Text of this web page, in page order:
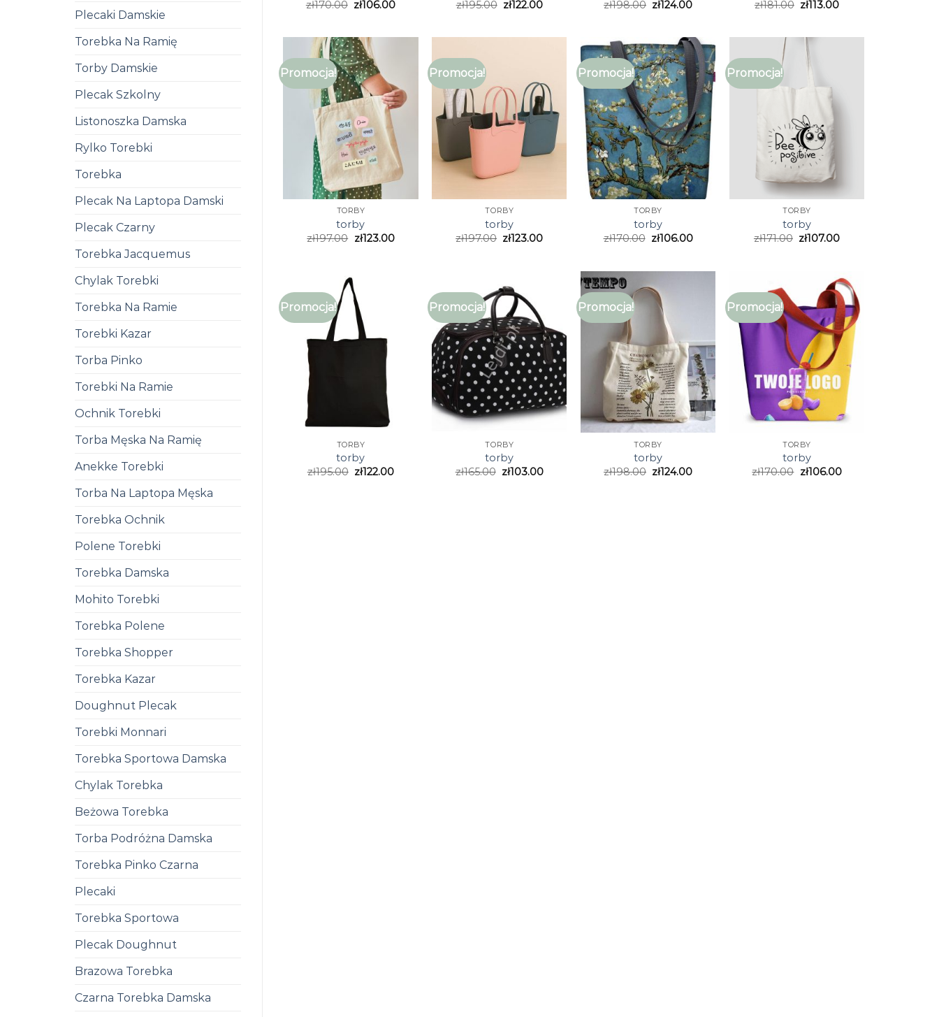
Plecaki Damskie
Torebka Na Ramię
Torby Damskie
Plecak Szkolny
Listonoszka Damska
Rylko Torebki
Torebka
Plecak Na Laptopa Damski
Plecak Czarny
Torebka Jacquemus
Chylak Torebki
Torebka Na Ramie
Torebki Kazar
Torba Pinko
Torebki Na Ramie
Ochnik Torebki
Torba Męska Na Ramię
Anekke Torebki
Torba Na Laptopa Męska
Torebka Ochnik
Polene Torebki
Torebka Damska
Mohito Torebki
Torebka Polene
Torebka Shopper
Torebka Kazar
Doughnut Plecak
Torebki Monnari
Torebka Sportowa Damska
Chylak Torebka
Beżowa Torebka
Torba Podróżna Damska
Torebka Pinko Czarna
Plecaki
Torebka Sportowa
Plecak Doughnut
Brazowa Torebka
Czarna Torebka Damska
zł170.00 zł106.00
zł195.00 zł122.00
zł198.00 zł124.00
zł181.00 zł113.00
Promocja!
TORBY
torby
zł197.00 zł123.00
Promocja!
TORBY
torby
zł197.00 zł123.00
Promocja!
TORBY
torby
zł170.00 zł106.00
Promocja!
TORBY
torby
zł171.00 zł107.00
Promocja!
TORBY
torby
zł195.00 zł122.00
Promocja!
TORBY
torby
zł165.00 zł103.00
Promocja!
TORBY
torby
zł198.00 zł124.00
Promocja!
TORBY
torby
zł170.00 zł106.00